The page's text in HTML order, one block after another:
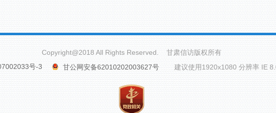
Copyright@2018 All Rights Reserved. 甘肃信访版权所有
号-3
甘公网安备62010202003627号 建议使用1920x1080 分辨率 IE